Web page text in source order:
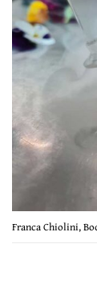
Franca Chiolini,